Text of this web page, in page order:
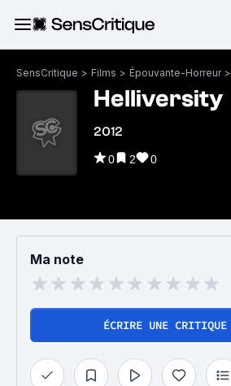
SensCritique > Films > Épouvante-Horreur >
Helliversity
2012
0 2 0
Ma note
ÉCRIRE UNE CRITIQUE